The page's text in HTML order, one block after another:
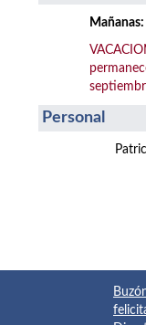
Mañanas:
Personal